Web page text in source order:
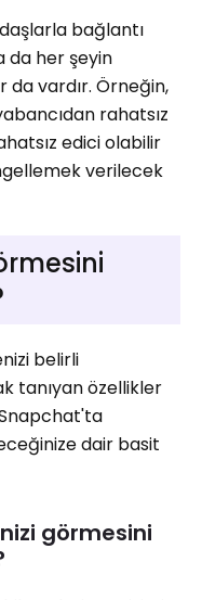
bağlantı
da her şeyin
da vardır. Örneğin,
rahatsız
edici olabilir
verilecek
belirli
tanıyan özellikler
dair basit
görmesini